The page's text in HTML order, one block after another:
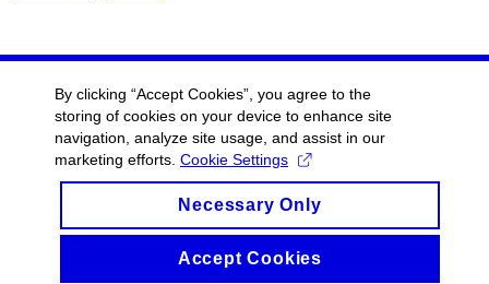
By clicking “Accept Cookies”, you agree to the
storing of cookies on your device to enhance site
navigation, analyze site usage, and assist in our
marketing efforts. Cookie Settings
Necessary Only
Accept Cookies